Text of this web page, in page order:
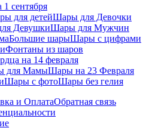
сентября
для детейШары для Девочки
ДевушкиШары для Мужчин
Большие шарыШары с цифрами
Фонтаны из шаров
на 14 февраля
для МамыШары на 23 Февраля
Шары с фотоШары без гелия
и ОплатаОбратная связь